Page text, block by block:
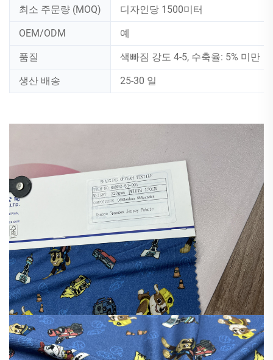
최소 주문량 (MOQ) 디자인당 1500미터
OEM/ODM 예
품질 색빠짐 강도 4-5, 수축율: 5% 미만
생산 배송 25-30 일